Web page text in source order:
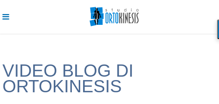
VIDEO BLOG DI
ORTOKINESIS